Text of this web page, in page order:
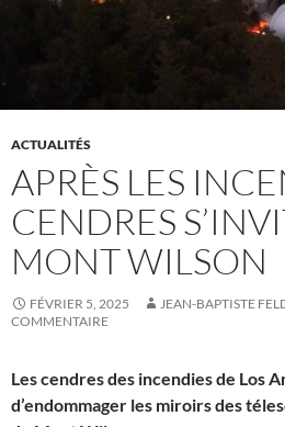
ACTUALITÉS
APRÈS LES
CENDRES
MONT WILSON
FÉVRIER 5, 2025 JEAN-BAPTISTE
COMMENTAIRE
Les cendres des incendies de Los
d’endommager les miroirs des